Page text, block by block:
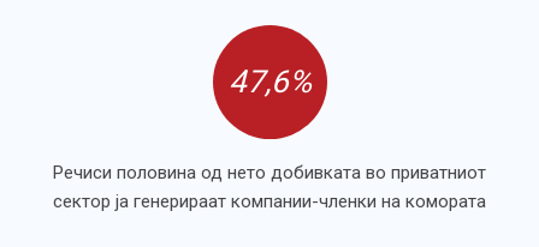
47,6%
Речиси половина од нето добивката во приватниот
сектор ја генерираат компании-членки на комората